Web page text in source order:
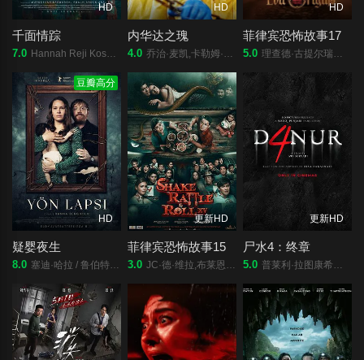
HD
千面情踪
7.0 Hannah Reji Koshy,Kalesh Ramanand,Arjun Gopal,Rj Vijitha,Bitto Davis,沙菈尤·莫汉,Lali P.M.,T. Suresh Babu,Jaya Kurup,Mareena Michael Kurisingal,Shivaji Guruvayoor,Nitha Promy,Aavni Anjali Nair,Susheela Siv
HD
内华达之瑰
4.0 乔治·麦凯,卡勒姆·特纳,罗莎琳德·以利亚撒,弗朗西斯·麦基,爱德华·罗,玛丽·伍德维恩,雅娜·彭罗斯
HD
菲律宾恐怖故事17
5.0 理查德·古提尔瑞兹,Janice de Belen,伊万娜·阿拉维,卡拉·阿贝拉娜,Manilyn Reynes,罗伊莎·安达里奥,弗朗辛·迪亚兹,赛斯·费丁,Fyang Smith,JM Ibarra,Dustin Yu,伊萨贝尔·奥尔特加,Ashley Ortega,阿拉·米娜,Arlene Muhlach,卡琳娜·包蒂斯塔,Matt Lozano,Althea Ablan,伊莱贾·阿莱霍,M
豆瓣高分
HD
疑婴夜生
8.0 塞迪·哈拉 / 鲁伯特·格林特 / 帕梅拉·托拉 / 皮尔科·赛西欧 / 丽贝卡·莱西 / 约翰·汤姆森 / Silvia Saloranta / Satu Tuuli Karhu / 阿米拉·哈利法 / Johanna Kuuva / Mari Rantasila / Helena Rängman / Klaara Höglund
更新HD
菲律宾恐怖故事15
3.0 JC·德·维拉,布莱恩·西,金·阿蒂恩萨
更新HD
尸水4：终章
5.0 普莱利·拉图康希娜 , Zee Asadel , Dito Darmawan , Lewis Robert , Muhammad Fauzan , Ayden Jeffrey , Darian Rizki , Fillio Dheno , Dian Nitami , Anya Zen , Gilang Devialdy , Fajar Nugra , 普里特·蒂莫西 , McDanny , Din